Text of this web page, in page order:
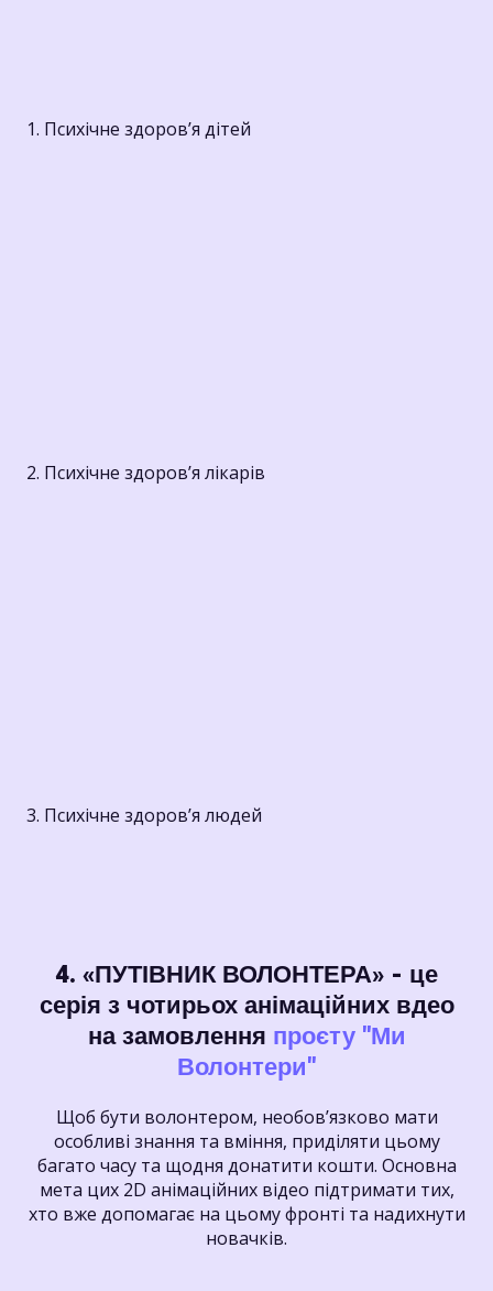
1. Психічне здоров’я дітей
2. Психічне здоров’я лікарів
3. Психічне здоров’я людей
4. «ПУТІВНИК ВОЛОНТЕРА» - це
серія з чотирьох анімаційних вдео
на замовлення проєту "Ми
Волонтери"
Щоб бути волонтером, необов’язково мати
особливі знання та вміння, приділяти цьому
багато часу та щодня донатити кошти. Основна
мета цих 2D анімаційних відео підтримати тих,
хто вже допомагає на цьому фронті та надихнути
новачків.